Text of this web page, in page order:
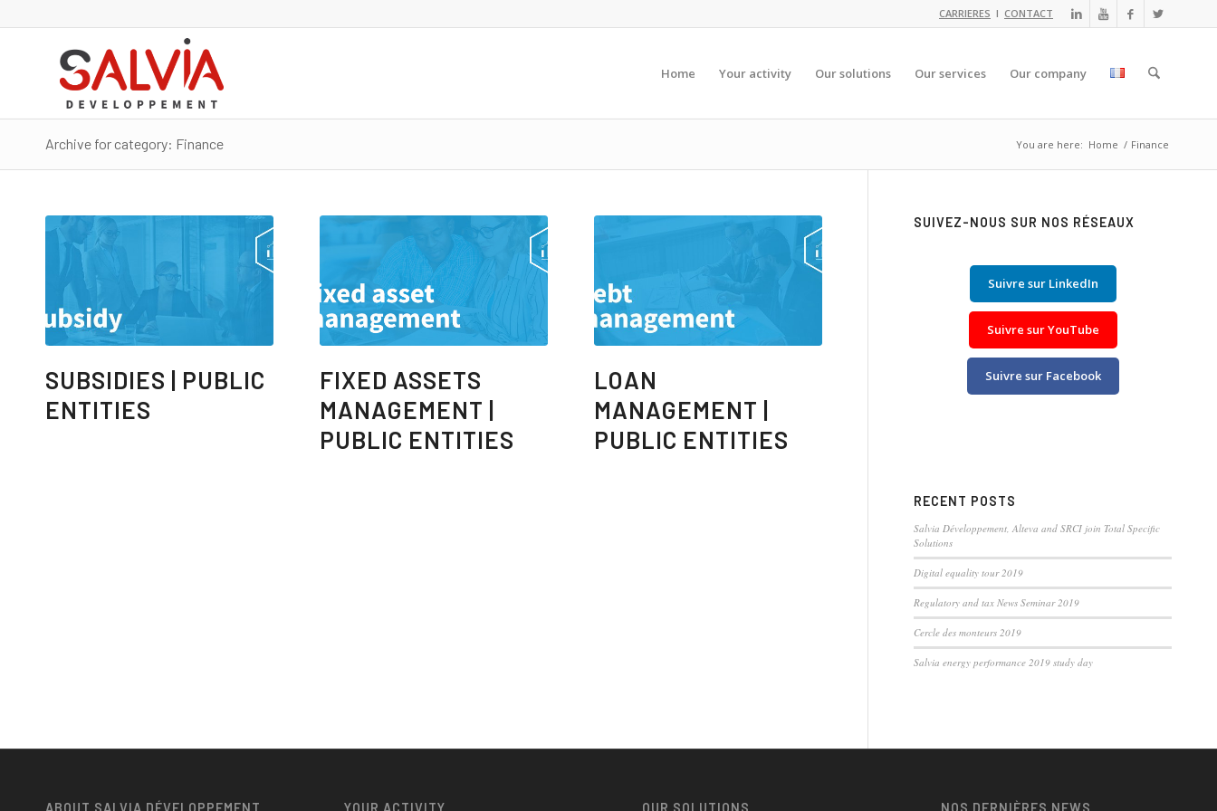
CARRIERES I CONTACT
Home Your activity Our solutions Our services Our company
Archive for category: Finance You are here: Home / Finance
SUBSIDIES | PUBLIC
ENTITIES
FIXED ASSETS
MANAGEMENT |
PUBLIC ENTITIES
LOAN
MANAGEMENT |
PUBLIC ENTITIES
SUIVEZ-NOUS SUR NOS RÉSEAUX
Suivre sur LinkedIn
Suivre sur YouTube
Suivre sur Facebook
RECENT POSTS
Salvia Développement, Alteva and SRCI join Total Specific
Solutions
Digital equality tour 2019
Regulatory and tax News Seminar 2019
Cercle des monteurs 2019
Salvia energy performance 2019 study day